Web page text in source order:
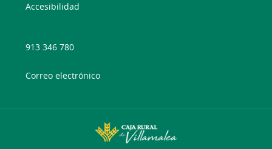
Accesibilidad
913 346 780
Correo electrónico